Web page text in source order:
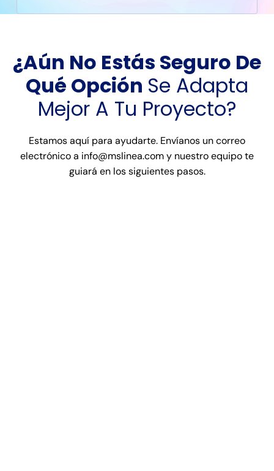
¿Aún No Estás Seguro De
Qué Opción Se Adapta
Mejor A Tu Proyecto?
Estamos aquí para ayudarte. Envíanos un correo
electrónico a info@mslinea.com y nuestro equipo te
guiará en los siguientes pasos.